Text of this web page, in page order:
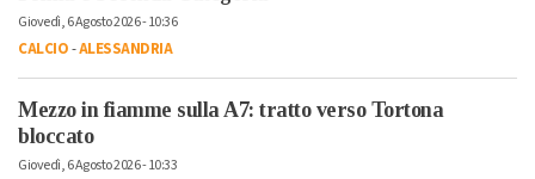
Giovedì, 6 Agosto 2026 - 10:36
CALCIO-ALESSANDRIA
Mezzo in fiamme sulla A7: tratto verso Tortona
bloccato
Giovedì, 6 Agosto 2026 - 10:33